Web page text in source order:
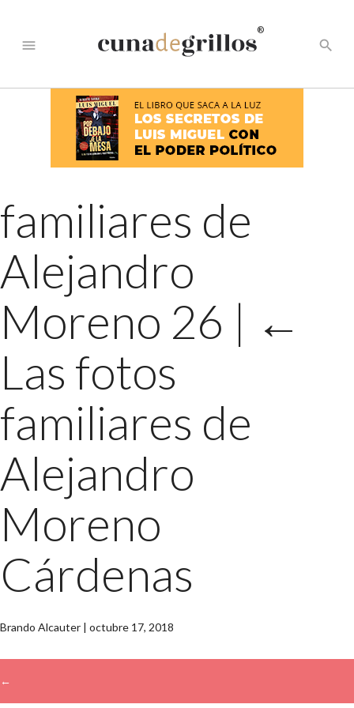
menu
®
search
familiares de
Alejandro
Moreno 26 | ←
Las fotos
familiares de
Alejandro
Moreno
Cárdenas
Brando Alcauter | octubre 17, 2018
←